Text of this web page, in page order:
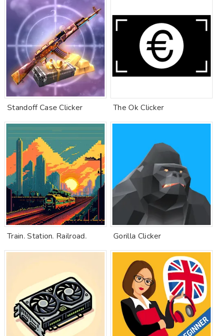
Standoff Case Clicker The Ok Clicker
Train. Station. Railroad. Gorilla Clicker